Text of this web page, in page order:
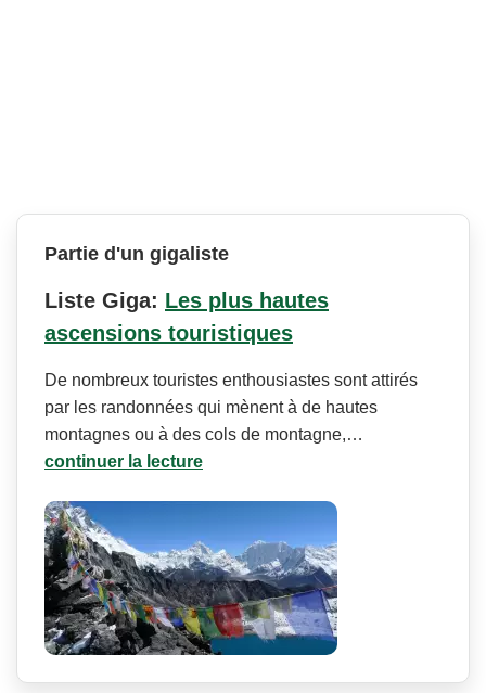
Partie d'un gigaliste
Liste Giga: Les plus hautes
ascensions touristiques
De nombreux touristes enthousiastes sont attirés
par les randonnées qui mènent à de hautes
montagnes ou à des cols de montagne,…
continuer la lecture